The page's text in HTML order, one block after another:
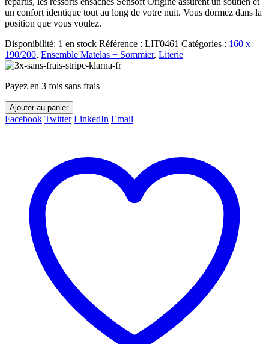
un confort identique tout au long de votre nuit. Vous dormez dans la
position que vous voulez.
Disponibilité: 1 en stock Référence : LIT0461 Catégories : 160 x
190/200, Ensemble Matelas + Sommier, Literie
Payez en 3 fois sans frais
Ajouter au panier
Facebook Twitter LinkedIn Email